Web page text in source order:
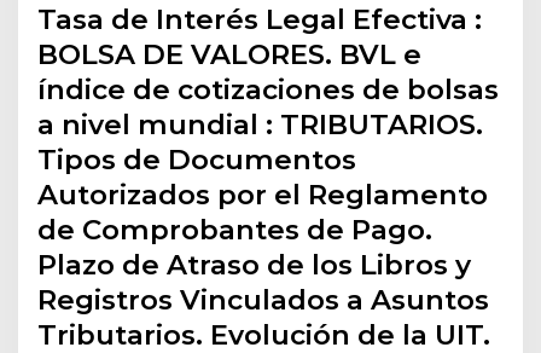
Tasa de Interés Legal Efectiva :
BOLSA DE VALORES. BVL e
índice de cotizaciones de bolsas
a nivel mundial : TRIBUTARIOS.
Tipos de Documentos
Autorizados por el Reglamento
de Comprobantes de Pago.
Plazo de Atraso de los Libros y
Registros Vinculados a Asuntos
Tributarios. Evolución de la UIT.